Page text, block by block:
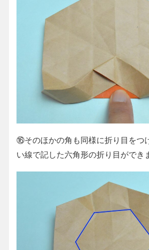
⑯そのほかの角も同様に折り目をつ
い線で記した六角形の折り目ができ